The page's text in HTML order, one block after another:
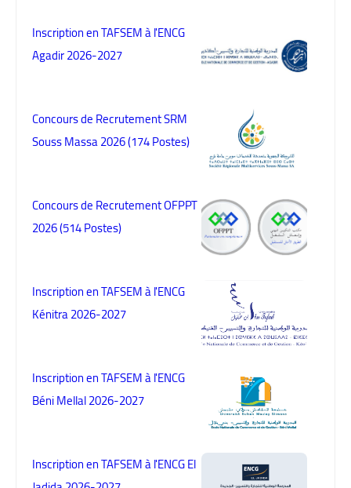
Inscription en TAFSEM à l'ENCG
Agadir 2026-2027
Concours de Recrutement SRM
Souss Massa 2026 (174 Postes)
Concours de Recrutement OFPPT
2026 (514 Postes)
Inscription en TAFSEM à l'ENCG
Kénitra 2026-2027
Inscription en TAFSEM à l'ENCG
Béni Mellal 2026-2027
Inscription en TAFSEM à l'ENCG El